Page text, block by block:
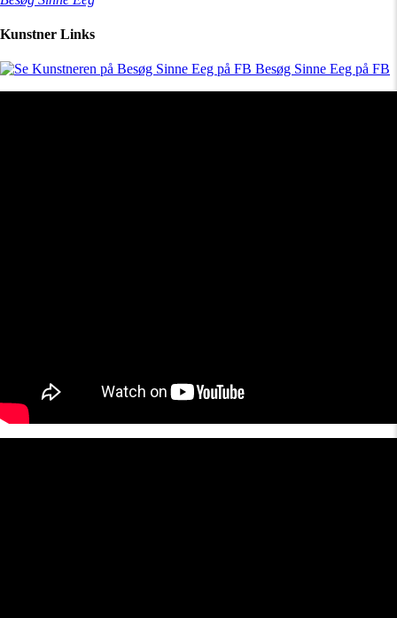
Kunstner Links
Besøg Sinne Eeg på FB